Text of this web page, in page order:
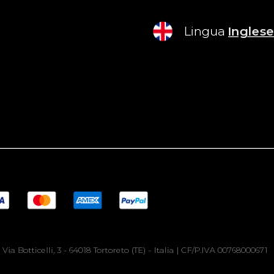
Lingua Inglese
Botticelli, 3 - 64018 Tortoreto (TE) - Italia | CF/P.IVA 00768000671